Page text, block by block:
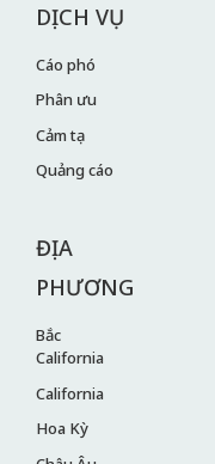
DỊCH VỤ
Cáo phó
Phân ưu
Cảm tạ
Quảng cáo
ĐỊA
PHƯƠNG
Bắc
California
California
Hoa Kỳ